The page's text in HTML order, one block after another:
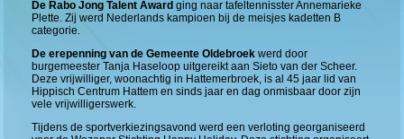
De Rabo Jong Talent Award ging naar tafeltennisster Annemarieke
Plette. Zij werd Nederlands kampioen bij de meisjes kadetten B
categorie.
De erepenning van de Gemeente Oldebroek werd door
burgemeester Tanja Haseloop uitgereikt aan Sieto van der Scheer.
Deze vrijwilliger, woonachtig in Hattemerbroek, is al 45 jaar lid van
Hippisch Centrum Hattem en sinds jaar en dag onmisbaar door zijn
vele vrijwilligerswerk.
Tijdens de sportverkiezingsavond werd een verloting georganiseerd